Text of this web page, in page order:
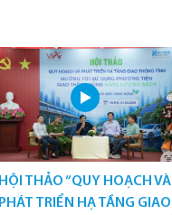
HỘI THẢO “QUY HOẠCH VÀ
PHÁT TRIỂN HẠ TẦNG GIAO